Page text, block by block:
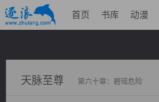
首页 书库 动漫
天脉至尊 第六十章：碧瑶危险